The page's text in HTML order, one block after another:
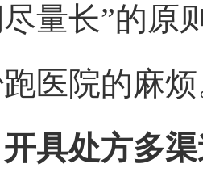
量长”的原
医院的麻
具处方多